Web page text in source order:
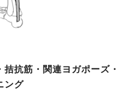
抗筋・関連ヨガポーズ・
ング